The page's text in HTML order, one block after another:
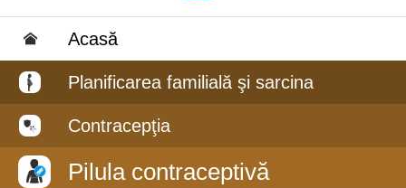
Acasă
Planificarea familială şi sarcina
Contracepţia
Pilula contraceptivă